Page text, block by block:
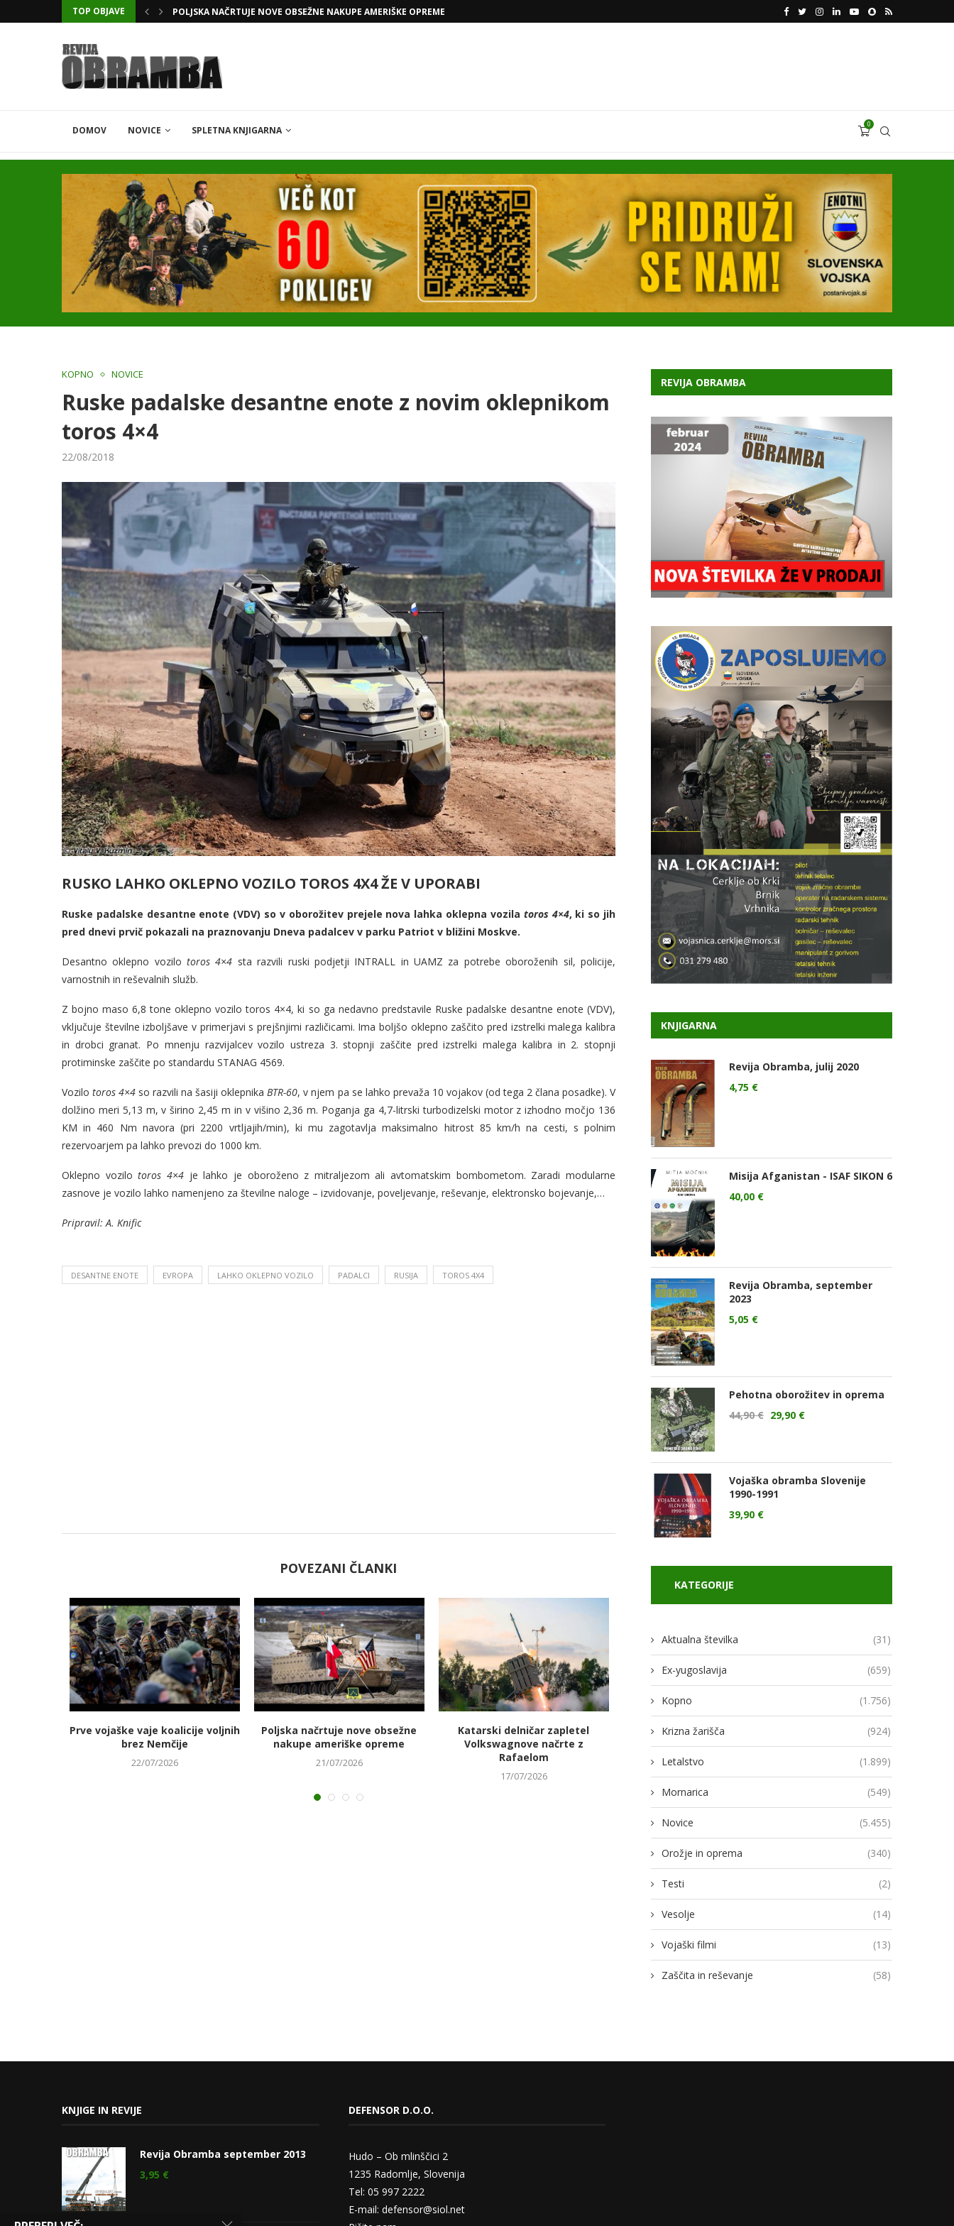
TOP OBJAVE POLJSKA NAČRTUJE NOVE OBSEŽNE NAKUPE AMERIŠKE OPREME KATARSKI DELNIČAR ZAPLETEL VOLKSWAGNOVE
DOMOV NOVICE SPLETNA KNJIGARNA
0
KOPNO NOVICE
Ruske padalske desantne enote z novim oklepnikom
toros 4×4
22/08/2018
RUSKO LAHKO OKLEPNO VOZILO TOROS 4X4 ŽE V UPORABI
Ruske padalske desantne enote (VDV) so v oborožitev prejele nova lahka oklepna vozila toros 4×4, ki so jih
pred dnevi prvič pokazali na praznovanju Dneva padalcev v parku Patriot v bližini Moskve.
Desantno oklepno vozilotoros 4×4 sta razvili ruski podjetji INTRALL in UAMZ za potrebe oboroženih sil, policije,
varnostnih in reševalnih služb.
Z bojno maso 6,8 tone oklepno vozilo toros 4×4, ki so ga nedavno predstavile Ruske padalske desantne enote (VDV),
vključuje številne izboljšave v primerjavi s prejšnjimi različicami. Ima boljšo oklepno zaščito pred izstrelki malega kalibra
in drobci granat. Po mnenju razvijalcev vozilo ustreza 3. stopnji zaščite pred izstrelki malega kalibra in 2. stopnji
protiminske zaščite po standardu STANAG 4569.
Vozilotoros 4×4 so razvili na šasiji oklepnikaBTR-60, v njem pa se lahko prevaža 10 vojakov (od tega 2 člana posadke). V
dolžino meri 5,13 m, v širino 2,45 m in v višino 2,36 m. Poganja ga 4,7-litrski turbodizelski motor z izhodno močjo 136
KM in 460 Nm navora (pri 2200 vrtljajih/min), ki mu zagotavlja maksimalno hitrost 85 km/h na cesti, s polnim
rezervoarjem pa lahko prevozi do 1000 km.
Oklepno vozilotoros 4×4je lahko je oboroženo z mitraljezom ali avtomatskim bombometom. Zaradi modularne
zasnove je vozilo lahko namenjeno za številne naloge – izvidovanje, poveljevanje, reševanje, elektronsko bojevanje,…
Pripravil: A. Knific
DESANTNE ENOTE EVROPA LAHKO OKLEPNO VOZILO PADALCI RUSIJA TOROS 4X4
POVEZANI ČLANKI
Prve vojaške vaje koalicije voljnih
brez Nemčije
22/07/2026
Poljska načrtuje nove obsežne
nakupe ameriške opreme
21/07/2026
Katarski delničar zapletel
Volkswagnove načrte z
Rafaelom
17/07/2026
Vodja Ukroboronproma Herman
Smetanin odstopil
14/07/2026
Lovci rafale za Ukrajino
novimi gripni E
13/07/2026
REVIJA OBRAMBA
KNJIGARNA
Revija Obramba, julij 2020
4,75 €
Misija Afganistan - ISAF SIKON 6
40,00 €
Revija Obramba, september
2023
5,05 €
Pehotna oborožitev in oprema
44,90€ 29,90 €
Vojaška obramba Slovenije
1990-1991
39,90 €
KATEGORIJE
Aktualna številka (31)
Ex-yugoslavija (659)
Kopno (1.756)
Krizna žarišča (924)
Letalstvo (1.899)
Mornarica (549)
Novice (5.455)
Orožje in oprema (340)
Testi (2)
Vesolje (14)
Vojaški filmi (13)
Zaščita in reševanje (58)
KNJIGE IN REVIJE
Revija Obramba september 2013
3,95 €
DEFENSOR D.O.O.
Hudo – Ob mlinščici 2
1235 Radomlje, Slovenija
Tel: 05 997 2222
E-mail: defensor@siol.net